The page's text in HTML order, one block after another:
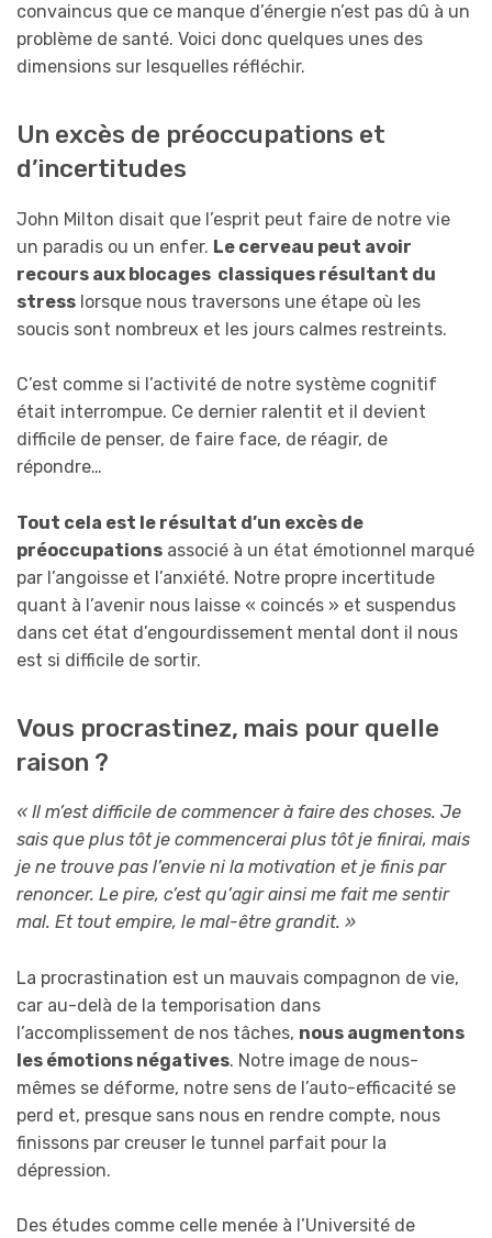
convaincus que ce manque d’énergie n’est pas dû à un
problème de santé. Voici donc quelques unes des
dimensions sur lesquelles réfléchir.
Un excès de préoccupations et
d’incertitudes
John Milton disait que l’esprit peut faire de notre vie
un paradis ou un enfer. Le cerveau peut avoir
recours aux blocages classiques résultant du
stress lorsque nous traversons une étape où les
soucis sont nombreux et les jours calmes restreints.
C’est comme si l’activité de notre système cognitif
était interrompue. Ce dernier ralentit et il devient
difficile de penser, de faire face, de réagir, de
répondre…
Tout cela est le résultat d’un excès de
préoccupations associé à un état émotionnel marqué
par l’angoisse et l’anxiété. Notre propre incertitude
quant à l’avenir nous laisse « coincés » et suspendus
dans cet état d’engourdissement mental dont il nous
est si difficile de sortir.
Vous procrastinez, mais pour quelle
raison ?
« Il m’est difficile de commencer à faire des choses. Je
sais que plus tôtje commencerai plus tôt je finirai, mais
je ne trouve pas l’envie ni la motivation et je finis par
renoncer. Le pire, c’est qu’agir ainsi me fait me sentir
mal. Et toutempire, le mal-être grandit. »
La procrastination est un mauvais compagnon de vie,
car au-delà de la temporisation dans
l’accomplissement de nos tâches, nous augmentons
les émotions négatives. Notre image de nous-
mêmes se déforme, notre sens de l’auto-efficacité se
perd et, presque sans nous en rendre compte, nous
finissons par creuser le tunnel parfait pour la
dépression.
Des études comme celle menée à l’Université de